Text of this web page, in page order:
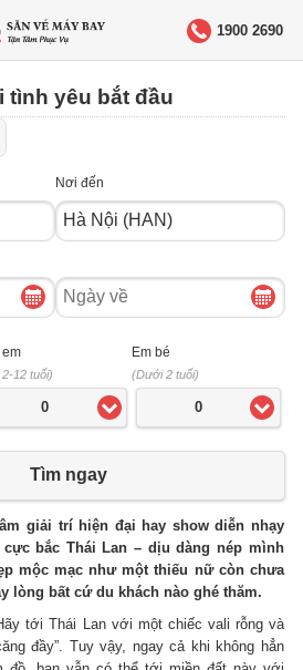
1900 2690
tình yêu bắt đầu
Nơi đến
Ngày
về
12 tuổi)
0
Em bé
(Dưới 2 tuổi)
0
Tìm ngay
giải trí hiện đại hay show diễn nhạy
bắc Thái Lan – dịu dàng nép mình
mộc mạc như một thiếu nữ còn chưa
lòng bất cứ du khách nào ghé thăm.
tới Thái Lan với một chiếc vali rỗng và
đầy”. Tuy vậy, ngay cả khi không hẳn